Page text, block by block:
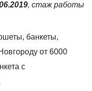
, стаж работы
банкеты,
от 6000
с